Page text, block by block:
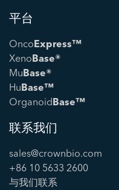
平台
OncoExpress™
XenoBase®
MuBase®
HuBase™
OrganoidBase™
联系我们
sales@crownbio.com
+86 10 5633 2600
与我们联系